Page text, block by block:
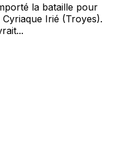
la bataille pour
Cyriaque Irié (Troyes).